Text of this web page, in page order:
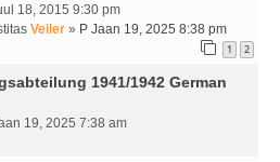
18, 2015 9:30 pm
Veiler » P Jaan 19, 2025 8:38 pm
1 2
1941/1942 German
19, 2025 7:38 am